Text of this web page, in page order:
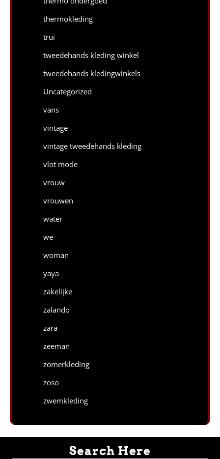
thermokleding
trui
tweedehands kleding winkel
tweedehands kledingwinkels
Uncategorized
vans
vintage
vintage tweedehands kleding
vlot mode
vrouw
vrouwen
water
we
woman
yaya
zakelijke
zalando
zara
zeeman
zomerkleding
zoso
zwemkleding
Search Here